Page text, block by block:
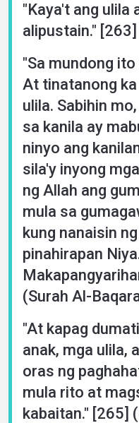
"Kaya't ang ulila
alipustain."
"Sa mundong
At tinatanong
ulila. Sabihin
sa kanila ay
ninyo ang
sila'y inyong
ng Allah ang
mula sa
kung nanaisin
pinahirapan
(Surah Al-
"At kapag
anak, mga ulila,
oras ng
mula rito at
kabaitan." [265]